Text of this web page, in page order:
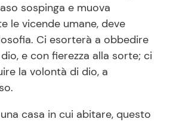
sospinga e muova
le vicende umane, deve
Ci esorterà a obbedire
e con fierezza alla sorte; ci
la volontà di dio, a
casa in cui abitare, questo